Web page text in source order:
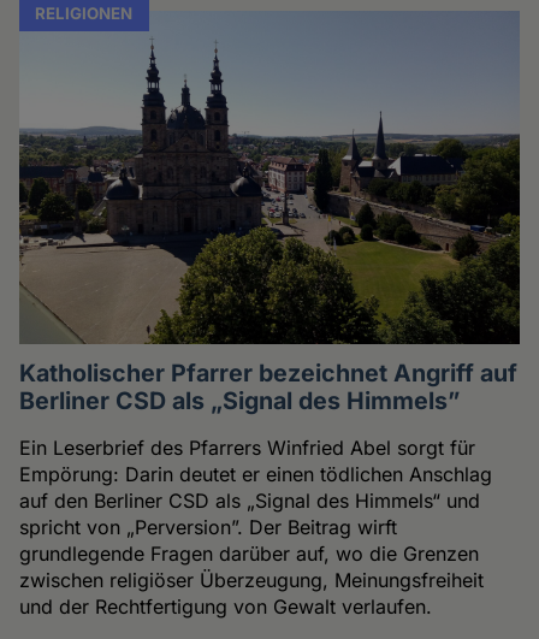
RELIGIONEN
Katholischer Pfarrer bezeichnet Angriff auf
Berliner CSD als „Signal des Himmels”
Ein Leserbrief des Pfarrers Winfried Abel sorgt für
Empörung: Darin deutet er einen tödlichen Anschlag
auf den Berliner CSD als „Signal des Himmels“ und
spricht von „Perversion”. Der Beitrag wirft
grundlegende Fragen darüber auf, wo die Grenzen
zwischen religiöser Überzeugung, Meinungsfreiheit
und der Rechtfertigung von Gewalt verlaufen.